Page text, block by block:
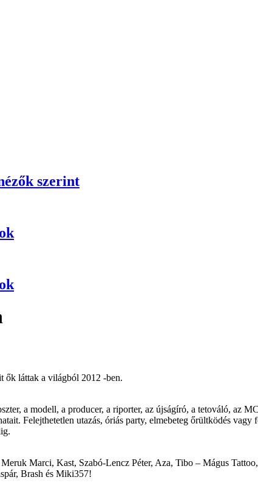
szerint
ők láttak a világból 2012 -ben.
a modell, a producer, a riporter, az újságíró, a tetováló, az
Felejthetetlen utazás, óriás party, elmebeteg őrültködés
Marci, Kast, Szabó-Lencz Péter, Aza, Tibo – Mágus
Brash és Miki357!